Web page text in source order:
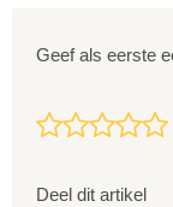
Geef als eerste
Deel dit artikel